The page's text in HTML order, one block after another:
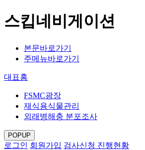
스킵네비게이션
본문바로가기
주메뉴바로가기
대표홈
FSMC광장
재식용식물관리
외래병해충 분포조사
POPUP
로그인 회원가입 검사신청 진행현황